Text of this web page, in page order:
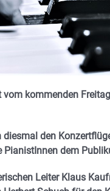
vom kommenden
den
dem
Leiter Klaus